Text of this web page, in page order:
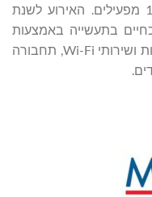
אנליסטים ומדיה, כולל יותר מ- 1,500 מפעילים. האירוע לשנת
בתעשייה באמצעות
חמישה נושאים מרכזיים: סיבים, רשתות ושירותי Wi-Fi, תחבורה